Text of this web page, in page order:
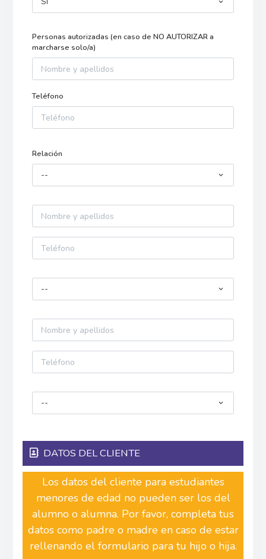
Personas autorizadas (en caso de NO AUTORIZAR a
marcharse solo/a)
Teléfono
Relación
--
--
--
DATOS DEL CLIENTE
Los datos del cliente para estudiantes
menores de edad no pueden ser los del
alumno o alumna. Por favor, completa tus
datos como padre o madre en caso de estar
rellenando el formulario para tu hijo o hija.